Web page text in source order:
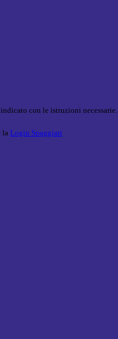
con le istruzioni necessarie.
la Login Spaggiari